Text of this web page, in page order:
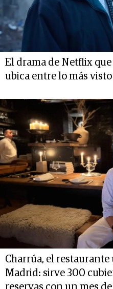
El drama de Netflix
ubica entre lo más visto
Charrúa, el
Madrid: sirve 300
reservas con un mes